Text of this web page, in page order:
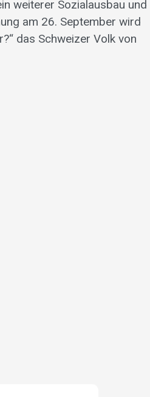
weiterer Sozialausbau und
am 26. September wird
das Schweizer Volk von